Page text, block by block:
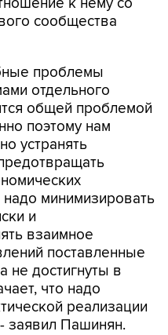
сообщества
проблемы
отдельного
общей проблемой
поэтому нам
устранять
минимизировать
и
взаимное
поставленные
не достигнуты в
что надо
реализации
заявил Пашинян.